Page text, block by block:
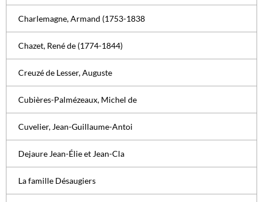
Charlemagne, Armand (1753-1838
Chazet, René de (1774-1844)
Creuzé de Lesser, Auguste
Cubières-Palmézeaux, Michel de
Cuvelier, Jean-Guillaume-Antoi
Dejaure Jean-Élie et Jean-Cla
La famille Désaugiers